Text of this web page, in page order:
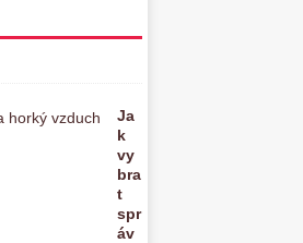
Ja
k
vy
bra
t
spr
áv